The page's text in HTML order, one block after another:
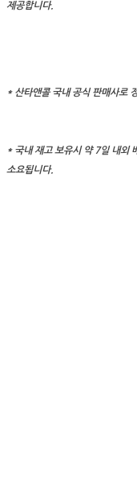
제공합니다.
* 산타앤콜 국내 공식 판매사로
* 국내 재고 보유시 약 7일 내외
소요됩니다.